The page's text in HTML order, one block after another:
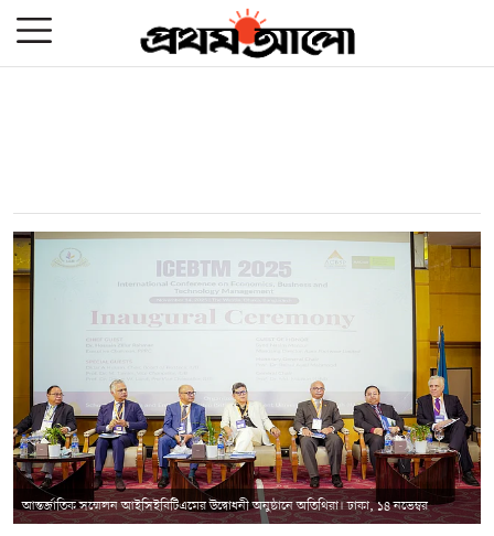
আন্তর্জাতিক সম্মেলন আইসিইবিটিএমের উদ্বোধনী অনুষ্ঠানে অতিথিরা। ঢাকা, ১৪ নভেম্বর